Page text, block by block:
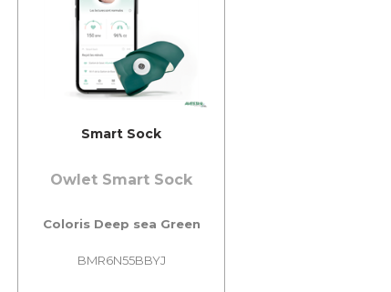
Smart Sock
Owlet Smart Sock
Coloris Deep sea Green
BMR6N55BBYJ